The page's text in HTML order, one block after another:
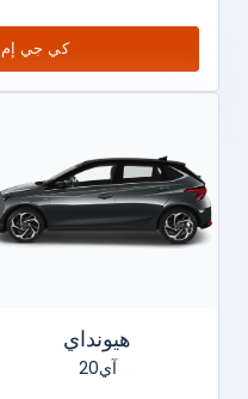
كي جي إم VS جي دبليو أم
هيونداي
آي20